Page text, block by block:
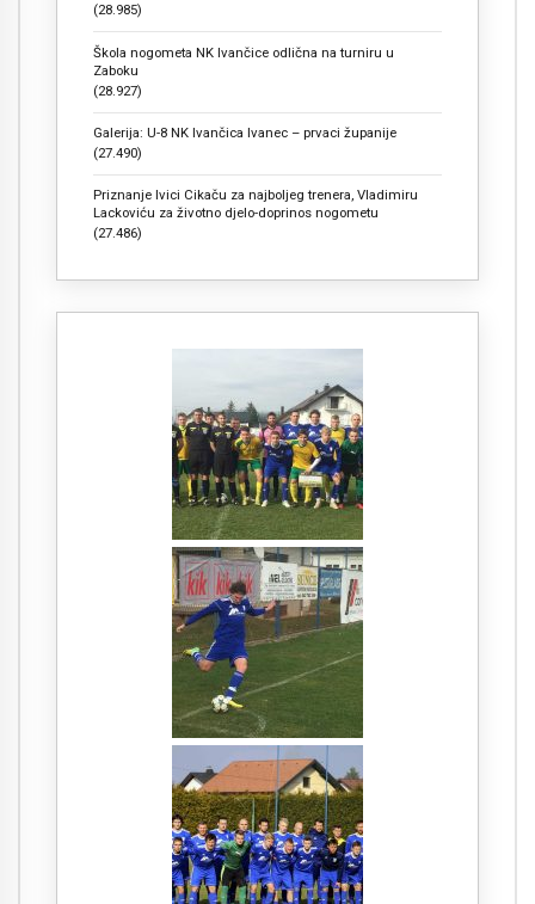
(28.985)
Škola nogometa NK Ivančice odlična na turniru u
Zaboku
(28.927)
Galerija: U-8 NK Ivančica Ivanec – prvaci županije
(27.490)
Priznanje Ivici Cikaču za najboljeg trenera, Vladimiru
Lackoviću za životno djelo-doprinos nogometu
(27.486)